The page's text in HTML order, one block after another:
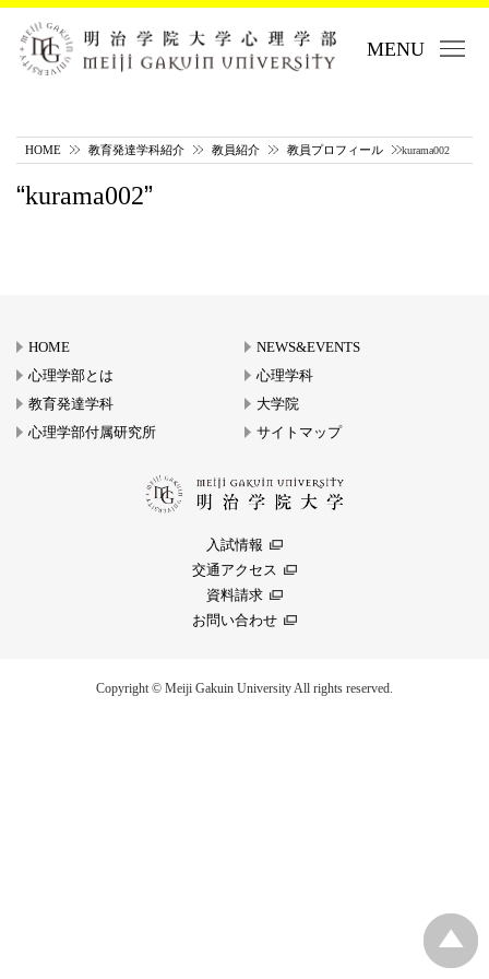
MENU
HOME 教育発達学科紹介 教員紹介 教員プロフィール kurama002
kurama002
HOME
NEWS&EVENTS
心理学部とは
心理学科
教育発達学科
大学院
心理学部付属研究所
サイトマップ
入試情報
交通アクセス
資料請求
お問い合わせ
Copyright © Meiji Gakuin University All rights reserved.